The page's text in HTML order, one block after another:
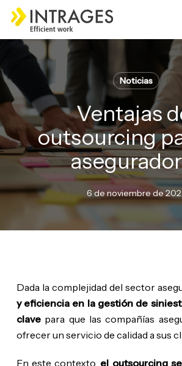
Skip
main
content
Noticias
Ventajas
outsourcing
6 de noviembre de
Dada la complejidad del sector
y eficiencia en la gestión de
clavepara que las compañías
ofrecer un servicio de calidad a sus
En este contexto, el outsourcing